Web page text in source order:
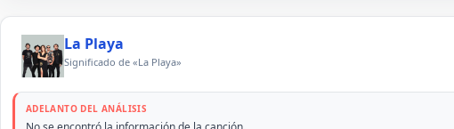
La Playa
Significado de «La Playa»
ADELANTO DEL ANÁLISIS